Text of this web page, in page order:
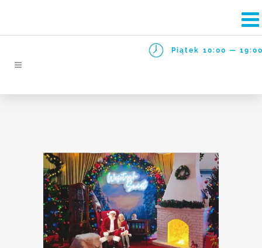
Piątek 10:00 —